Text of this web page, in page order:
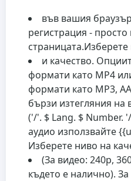
във вашия
регистрация - просто
страницата.
и качество.
формати като MP4
формати като MP3,
бързи изтегляния на
('/'. $ Lang. $ Number.
аудио използвайте
Изберете ниво на
(За видео: 240p,
където е налично).